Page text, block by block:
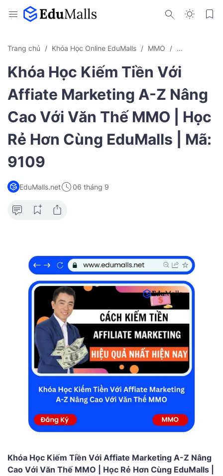
Trang chủ Khóa Học Online EduMalls MMO Tiếp Thị Liên
Khóa Học Kiếm Tiền Với
Affiate Marketing A-Z Nâng
Cao Với Văn Thế MMO | Học
Rẻ Hơn Cùng EduMalls | Mã:
9109
EduMalls.net 06 tháng 9
Khóa Học Kiếm Tiền Với Affiate Marketing A-Z Nâng
Cao Với Văn Thế MMO | Học Rẻ Hơn Cùng EduMalls |